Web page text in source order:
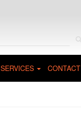
SERVICES CONTACT